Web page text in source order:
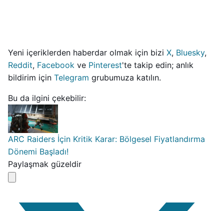
Yeni içeriklerden haberdar olmak için bizi X, Bluesky,
Reddit, Facebook ve Pinterest'te takip edin; anlık
bildirim için Telegram grubumuza katılın.
Bu da ilgini çekebilir:
ARC Raiders İçin Kritik Karar: Bölgesel Fiyatlandırma
Dönemi Başladı!
Paylaşmak güzeldir